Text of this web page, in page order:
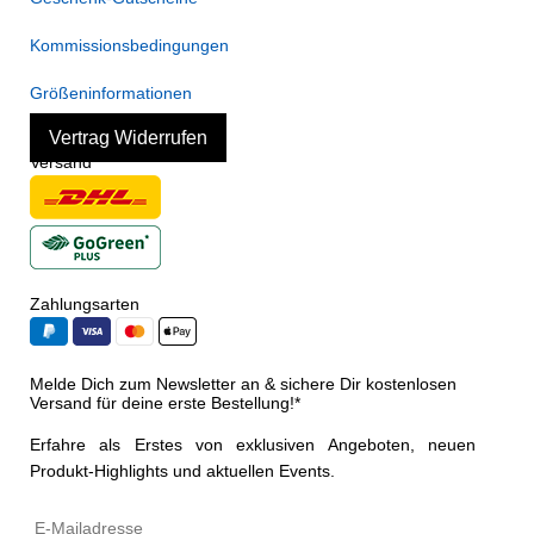
Kommissionsbedingungen
Größeninformationen
Vertrag Widerrufen
Versand
Zahlungsarten
Melde Dich zum Newsletter an & sichere Dir kostenlosen
Versand für deine erste Bestellung!*
Erfahre als Erstes von exklusiven Angeboten, neuen
Produkt-Highlights und aktuellen Events.